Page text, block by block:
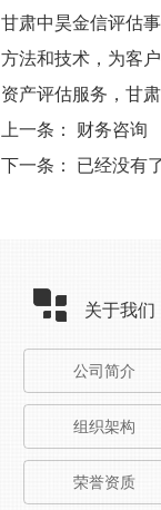
甘肃中昊金信评估
方法和技术，为客
资产评估服务，甘
上一条： 财务咨询
下一条： 已经没有
关于我们
公司简介
组织架构
荣誉资质